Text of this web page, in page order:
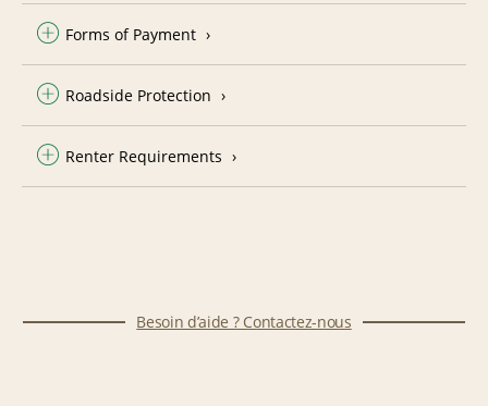
Forms of Payment
Roadside Protection
Renter Requirements
Besoin d’aide ? Contactez-nous